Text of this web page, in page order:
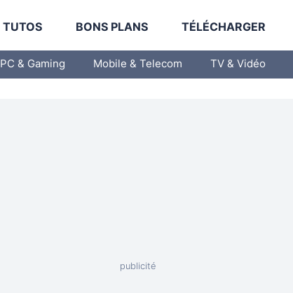
TUTOS BONS PLANS TÉLÉCHARGER
PC & Gaming Mobile & Telecom TV & Vidéo